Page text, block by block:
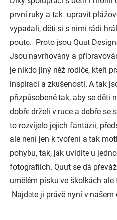
první ruky a tak upravit
vypadali, děti si s nimi rádi
pouto. Proto jsou Quut
Jsou navrhovány a
je nikdo jiný něž rodiče, kteří
inspiraci a zkušenosti. A tak
přizpůsobené tak, aby se děti
dobře drželi v ruce a dobře se
to rozvíjelo jejich fantazii,
ale není jen k tvoření a tak
pohybu, tak, jak uvidite u
fotografiich. Quut se dá
umělém písku ve školkách ale
Najdete ji právě nyní v našem